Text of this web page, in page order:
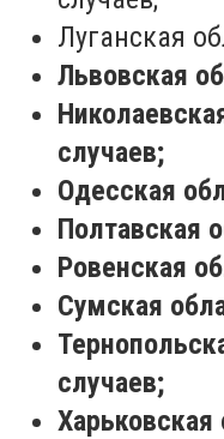
Луганская
Львовская
случаев;
Одесская
Полтавская
Ровенская
Сумская
случаев;
Харьковская